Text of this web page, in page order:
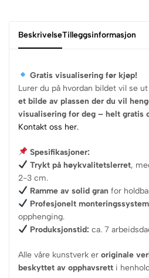
BeskrivelseTilleggsinformasjon
Gratis visualisering før kjøp!
Lurer du på hvordan bildet vil se
et bilde av plassen der du vil
visualisering for deg – helt gratis
Kontakt oss her.
Spesifikasjoner:
Trykt på høykvalitetslerret,
2-3 cm.
Ramme av solid gran for
Profesjonelt monteringssystem
opphenging.
Produksjonstid: ca. 7
Alle våre kunstverk er originale
beskyttet av opphavsrett i